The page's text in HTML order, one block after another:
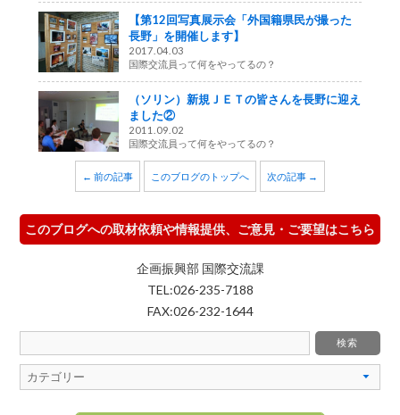
【第12回写真展示会「外国籍県民が撮った
長野」を開催します】
2017.04.03
国際交流員って何をやってるの？
（ソリン）新規ＪＥＴの皆さんを長野に迎え
ました②
2011.09.02
国際交流員って何をやってるの？
← 前の記事 このブログのトップへ 次の記事 →
このブログへの取材依頼や情報提供、ご意見・ご要望はこちら
企画振興部 国際交流課
TEL:026-235-7188
FAX:026-232-1644